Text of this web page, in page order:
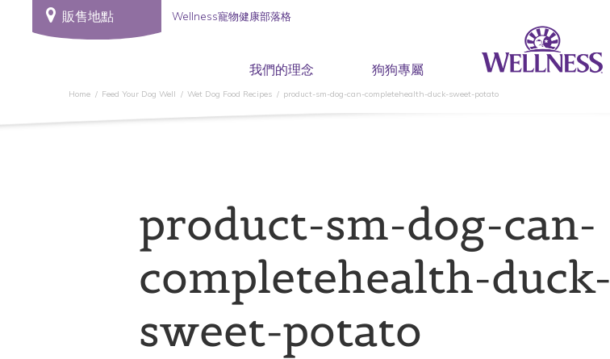
販售地點 Wellness寵物健康部落格
我們的理念 狗狗專屬
Home Feed Your Dog Well Wet Dog Food Recipes product-sm-dog-can-completehealth-duck-sweet-potato
product-sm-dog-can-
completehealth-duck-
sweet-potato